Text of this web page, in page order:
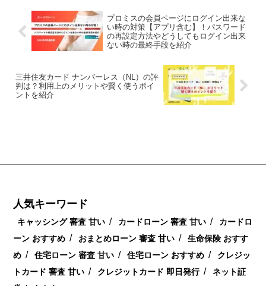
プロミスの会員ページにログイン出来な
い時の対策【アプリ含む】！パスワード
の再設定方法やどうしてもログイン出来
ない時の最終手段を紹介
三井住友カード ナンバーレス（NL）の評
判は？利用上のメリットや賢く使うポイ
ントを紹介
人気キーワード
キャッシング 審査 甘い / カードローン 審査 甘い /
カードロ
ーン おすすめ / おまとめローン 審査 甘い /
生命保険 おすす
め / 住宅ローン 審査 甘い / 住宅ローン おすすめ /
クレジッ
トカード 審査 甘い / クレジットカード 即日発行 /
ネット証